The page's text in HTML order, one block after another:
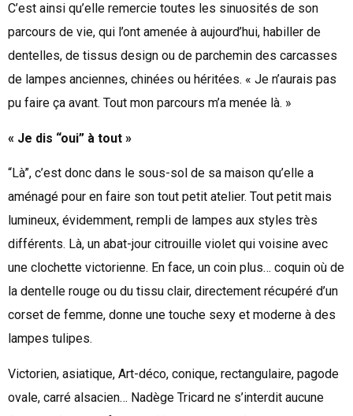
C’est ainsi qu’elle remercie toutes les sinuosités de son
parcours de vie, qui l’ont amenée à aujourd’hui, habiller de
dentelles, de tissus design ou de parchemin des carcasses
de lampes anciennes, chinées ou héritées. « Je n’aurais pas
pu faire ça avant. Tout mon parcours m’a menée là. »
« Je dis “oui” à tout »
“Là”, c’est donc dans le sous-sol de sa maison qu’elle a
aménagé pour en faire son tout petit atelier. Tout petit mais
lumineux, évidemment, rempli de lampes aux styles très
différents. Là, un abat-jour citrouille violet qui voisine avec
une clochette victorienne. En face, un coin plus… coquin où de
la dentelle rouge ou du tissu clair, directement récupéré d’un
corset de femme, donne une touche sexy et moderne à des
lampes tulipes.
Victorien, asiatique, Art-déco, conique, rectangulaire, pagode
ovale, carré alsacien… Nadège Tricard ne s’interdit aucune